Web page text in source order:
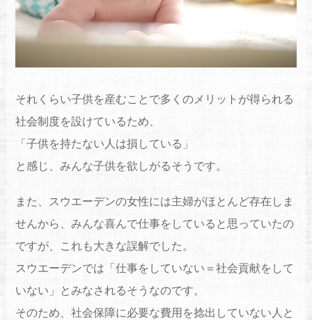
それくらい子供を産むことで多くのメリットが得られる
社会制度を設けているため、
「子供を持たない人は損している」
と感じ、みんな子供を欲しがるそうです。
また、スウエーデンの女性には主婦がほとんど存在しま
せんから、みんな喜んで仕事をしていると思っていたの
ですが、これも大きな誤解でした。
スウエーデンでは「仕事をしていない＝社会貢献をして
いない」とみなされるそうなのです。
そのため、社会保障に必要な費用を捻出していない人と